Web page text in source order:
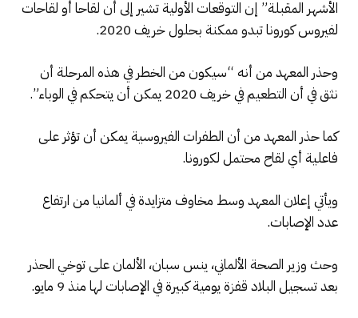
الأشهر المقبلة” إن التوقعات الأولية تشير إلى أن لقاحا أو لقاحات
لفيروس كورونا تبدو ممكنة بحلول خريف 2020.
وحذر المعهد من أنه “سيكون من الخطر في هذه المرحلة أن
نثق في أن التطعيم في خريف 2020 يمكن أن يتحكم في الوباء”.
كما حذر المعهد من أن الطفرات الفيروسية يمكن أن تؤثر على
فاعلية أي لقاح محتمل لكورونا.
ويأتي إعلان المعهد وسط مخاوف متزايدة في ألمانيا من ارتفاع
عدد الإصابات.
وحث وزير الصحة الألماني، ينس سبان، الألمان على توخي الحذر
بعد تسجيل البلاد قفزة يومية كبيرة في الإصابات لها منذ 9 مايو.